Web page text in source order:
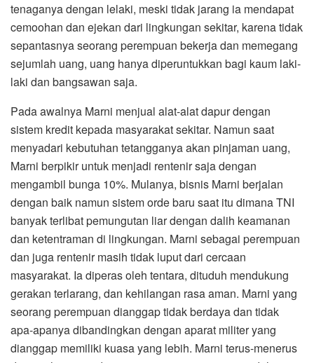
tenaganya dengan lelaki, meski tidak jarang ia mendapat
cemoohan dan ejekan dari lingkungan sekitar, karena tidak
sepantasnya seorang perempuan bekerja dan memegang
sejumlah uang, uang hanya diperuntukkan bagi kaum laki-
laki dan bangsawan saja.
Pada awalnya Marni menjual alat-alat dapur dengan
sistem kredit kepada masyarakat sekitar. Namun saat
menyadari kebutuhan tetangganya akan pinjaman uang,
Marni berpikir untuk menjadi rentenir saja dengan
mengambil bunga 10%. Mulanya, bisnis Marni berjalan
dengan baik namun sistem orde baru saat itu dimana TNI
banyak terlibat pemungutan liar dengan dalih keamanan
dan ketentraman di lingkungan. Marni sebagai perempuan
dan juga rentenir masih tidak luput dari cercaan
masyarakat. Ia diperas oleh tentara, dituduh mendukung
gerakan terlarang, dan kehilangan rasa aman. Marni yang
seorang perempuan dianggap tidak berdaya dan tidak
apa-apanya dibandingkan dengan aparat militer yang
dianggap memiliki kuasa yang lebih. Marni terus-menerus